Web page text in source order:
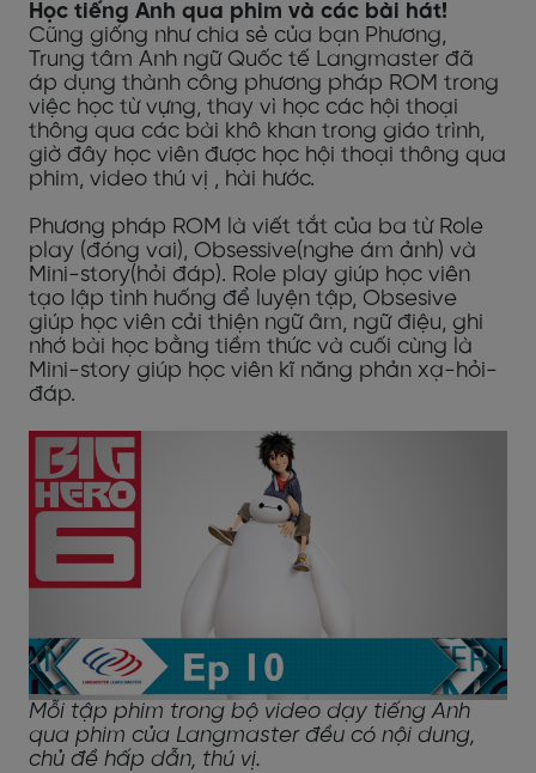
Học tiếng Anh qua phim và các bài hát!
Cũng giống như chia sẻ của bạn Phương,
Trung tâm Anh ngữ Quốc tế Langmaster đã
áp dụng thành công phương pháp ROM trong
việc học từ vựng, thay vì học các hội thoại
thông qua các bài khô khan trong giáo trình,
giờ đây học viên được học hội thoại thông qua
phim, video thú vị , hài hước.
Phương pháp ROM là viết tắt của ba từ Role
play (đóng vai), Obsessive(nghe ám ảnh) và
Mini-story(hỏi đáp). Role play giúp học viên
tạo lập tình huống để luyện tập, Obsesive
giúp học viên cải thiện ngữ âm, ngữ điệu, ghi
nhớ bài học bằng tiềm thức và cuối cùng là
Mini-story giúp học viên kĩ năng phản xạ-hỏi-
đáp.
Mỗi tập phim trong bộ video dạy tiếng Anh
qua phim của Langmaster đều có nội dung,
chủ đề hấp dẫn, thú vị.